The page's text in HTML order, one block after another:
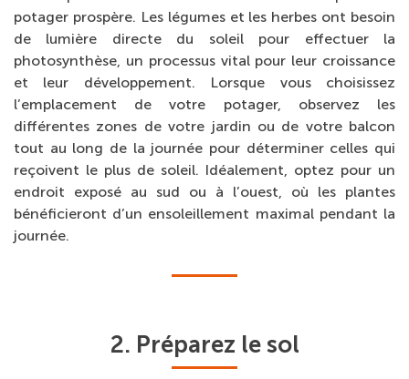
potager prospère. Les légumes et les herbes ont besoin
de lumière directe du soleil pour effectuer la
photosynthèse, un processus vital pour leur croissance
et leur développement. Lorsque vous choisissez
l’emplacement de votre potager, observez les
différentes zones de votre jardin ou de votre balcon
tout au long de la journée pour déterminer celles qui
reçoivent le plus de soleil. Idéalement, optez pour un
endroit exposé au sud ou à l’ouest, où les plantes
bénéficieront d’un ensoleillement maximal pendant la
journée.
2. Préparez le sol